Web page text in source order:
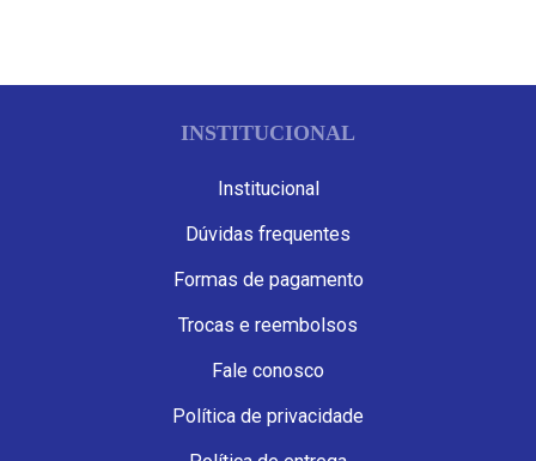
INSTITUCIONAL
Institucional
Dúvidas frequentes
Formas de pagamento
Trocas e reembolsos
Fale conosco
Política de privacidade